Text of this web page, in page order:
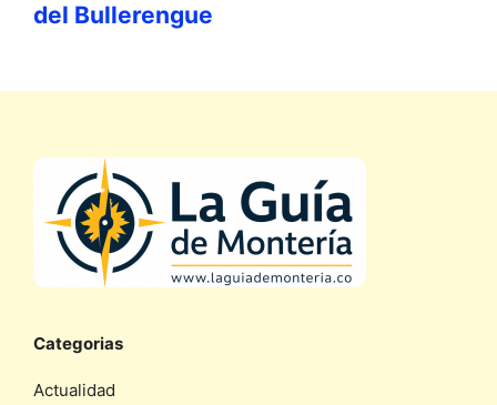
del Bullerengue
Categorias
Actualidad